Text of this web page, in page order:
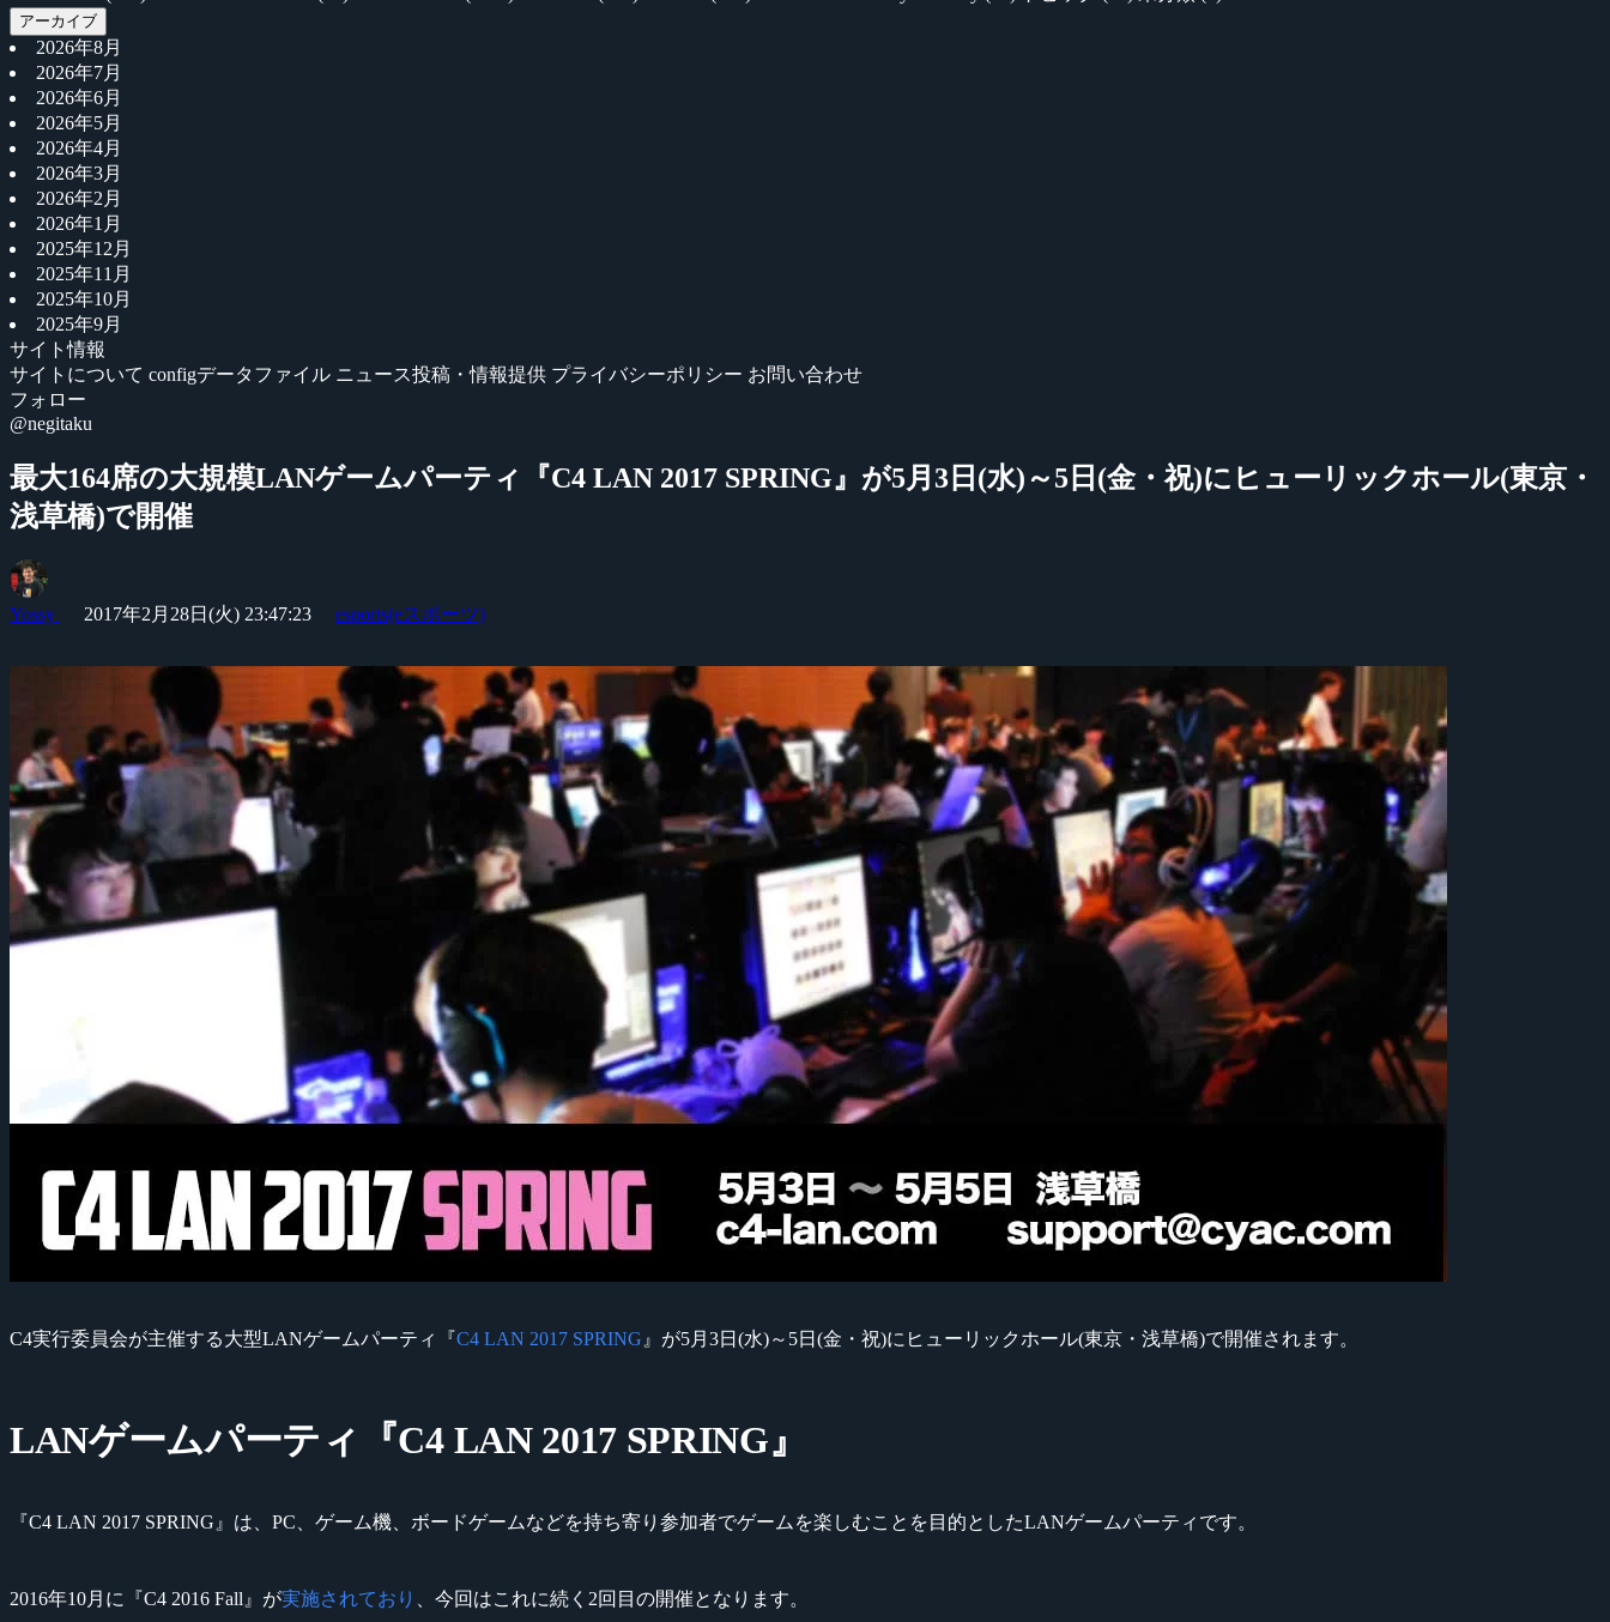
アーカイブ
2026年8月
2026年7月
2026年6月
2026年5月
2026年4月
2026年3月
2026年2月
2026年1月
2025年12月
2025年11月
2025年10月
2025年9月
サイト情報
サイトについて configデータファイル ニュース投稿・情報提供 プライバシーポリシー お問い合わせ
フォロー
@negitaku
最大164席の大規模LANゲームパーティ『C4 LAN 2017 SPRING』が5月3日(水)～5日(金・祝)にヒューリックホール(東京・
浅草橋)で開催
Yossy 2017年2月28日(火) 23:47:23 esports(eスポーツ)
C4実行委員会が主催する大型LANゲームパーティ『C4 LAN 2017 SPRING 』が5月3日(水)～5日(金・祝)にヒューリックホール(東京・浅草橋)で開催されます。
LANゲームパーティ『C4 LAN 2017 SPRING』
『C4 LAN 2017 SPRING』は、PC、ゲーム機、ボードゲームなどを持ち寄り参加者でゲームを楽しむことを目的としたLANゲームパーティです。
2016年10月に『C4 2016 Fall』が実施されており 、今回はこれに続く2回目の開催となります。